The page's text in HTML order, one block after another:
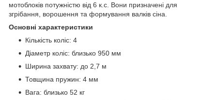
мотоблоків потужністю від 6 к.с. Вони призначені для
згрібання, ворошення та формування валків сіна.
Основні характеристики
Кількість коліс: 4
Діаметр коліс: близько 950 мм
Ширина захвату: до 2,7 м
Товщина пружин: 4 мм
Вага: близько 52 кг